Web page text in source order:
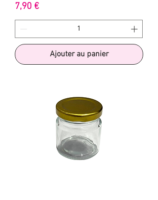
Prix
7,90 €
Ajouter au panier